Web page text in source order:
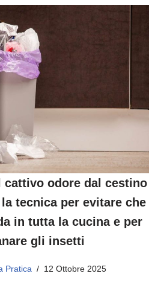
cattivo odore dal cestino
tecnica per evitare che
in tutta la cucina e per
gli insetti
Pratica 12 Ottobre 2025